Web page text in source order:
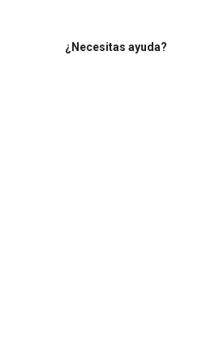
¿Necesitas ayuda?